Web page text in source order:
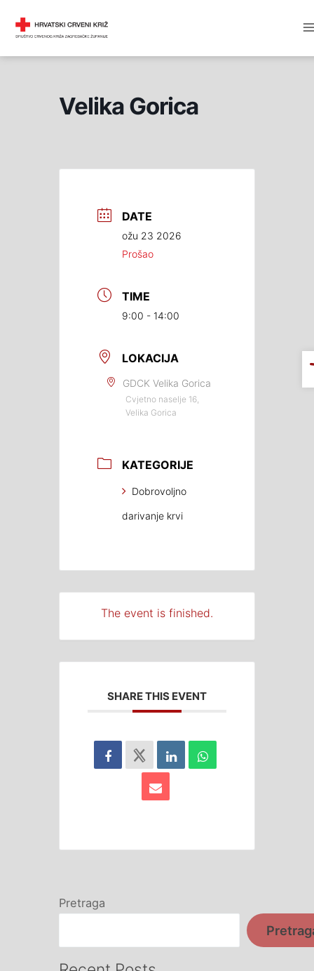
Velika Gorica
DATE
ožu 23 2026
Prošao
TIME
9:00 - 14:00
LOKACIJA
GDCK Velika Gorica
Cvjetno naselje 16,
Velika Gorica
KATEGORIJE
Dobrovoljno
darivanje krvi
The event is finished.
SHARE THIS EVENT
Pretraga